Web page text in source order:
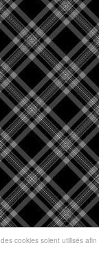
cookies soient utilisés afin